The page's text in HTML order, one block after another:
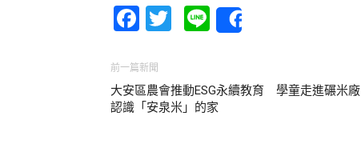
Facebook
Twitter
Line
前一篇新聞
大安區農會推動ESG永續教育 學童走進碾米廠
認識「安泉米」的家